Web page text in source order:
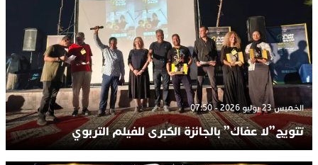
الخميس 23 يوليو 2026 - 07:50
تتويج”لا عفاك” بالجائزة الكبرى للفيلم التربوي